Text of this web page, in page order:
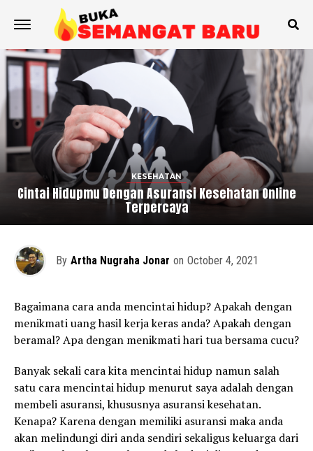
KESEHATAN
Cintai Hidupmu Dengan Asuransi Kesehatan Online
Terpercaya
By Artha Nugraha Jonar on October 4, 2021
Bagaimana cara anda mencintai hidup? Apakah dengan
menikmati uang hasil kerja keras anda? Apakah dengan
beramal? Apa dengan menikmati hari tua bersama cucu?
Banyak sekali cara kita mencintai hidup namun salah
satu cara mencintai hidup menurut saya adalah dengan
membeli asuransi, khususnya asuransi kesehatan.
Kenapa? Karena dengan memiliki asuransi maka anda
akan melindungi diri anda sendiri sekaligus keluarga dari